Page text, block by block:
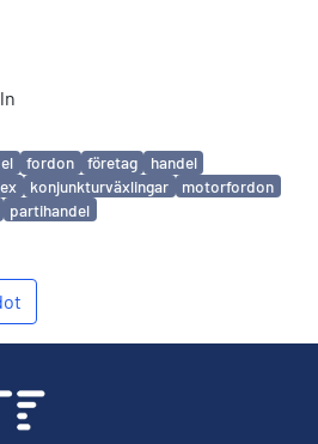
fordon företag
handel
konjunkturväxlingar
motorfordon
partihandel